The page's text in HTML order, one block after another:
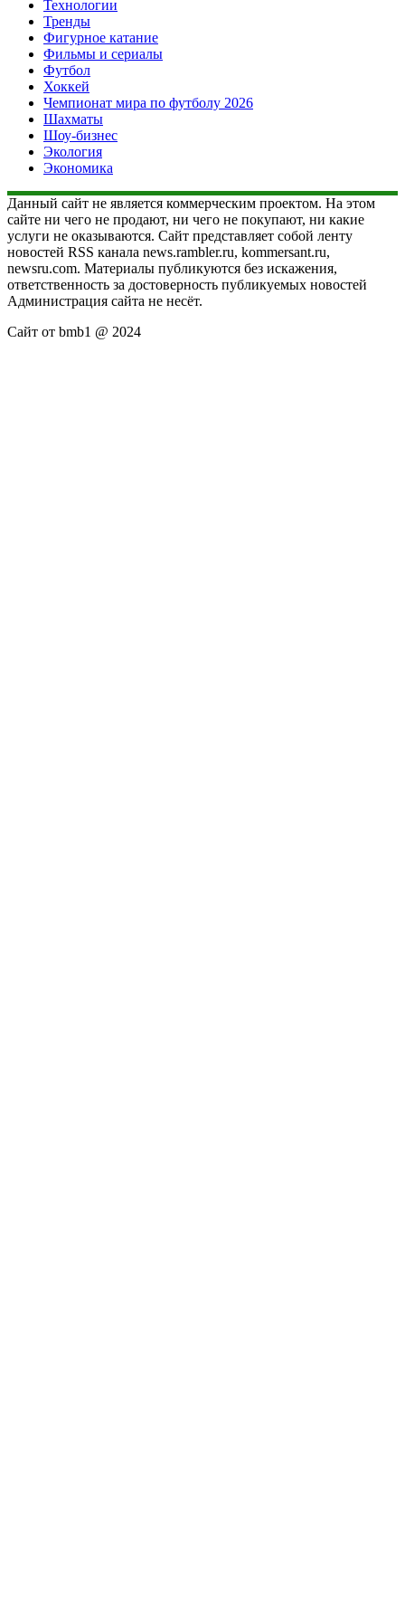
Технологии
Тренды
Фигурное катание
Фильмы и сериалы
Футбол
Хоккей
Чемпионат мира по футболу 2026
Шахматы
Шоу-бизнес
Экология
Экономика
Данный сайт не является коммерческим проектом. На этом
сайте ни чего не продают, ни чего не покупают, ни какие
услуги не оказываются. Сайт представляет собой ленту
новостей RSS канала news.rambler.ru, kommersant.ru,
newsru.com. Материалы публикуются без искажения,
ответственность за достоверность публикуемых новостей
Администрация сайта не несёт.
Сайт от bmb1 @ 2024